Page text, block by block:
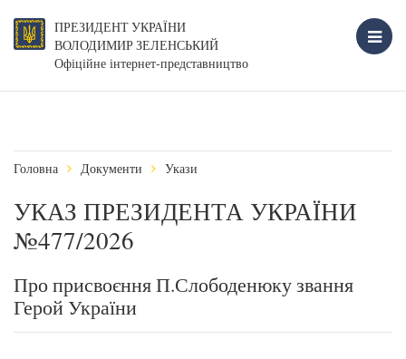
ПРЕЗИДЕНТ УКРАЇНИ
ВОЛОДИМИР ЗЕЛЕНСЬКИЙ
Офіційне інтернет-представництво
Головна Документи Укази
УКАЗ ПРЕЗИДЕНТА УКРАЇНИ
№477/2026
Про присвоєння П.Слободенюку звання
Герой України